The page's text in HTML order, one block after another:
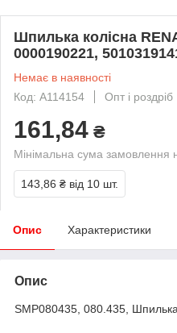
Шпилька колісна
0000190221,
Немає в наявності
Код: A114154
Опт і роздріб
161,84 ₴
Мінімальна сума замовлення
143,86 ₴ від 10 шт.
Опис Характеристики
Опис
SMP080435, 080.435, Шпилька